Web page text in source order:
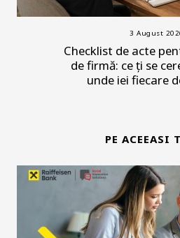
3 August
Checklist de acte
de firmă: ce ți se
unde iei fiecare
PE ACEEASI